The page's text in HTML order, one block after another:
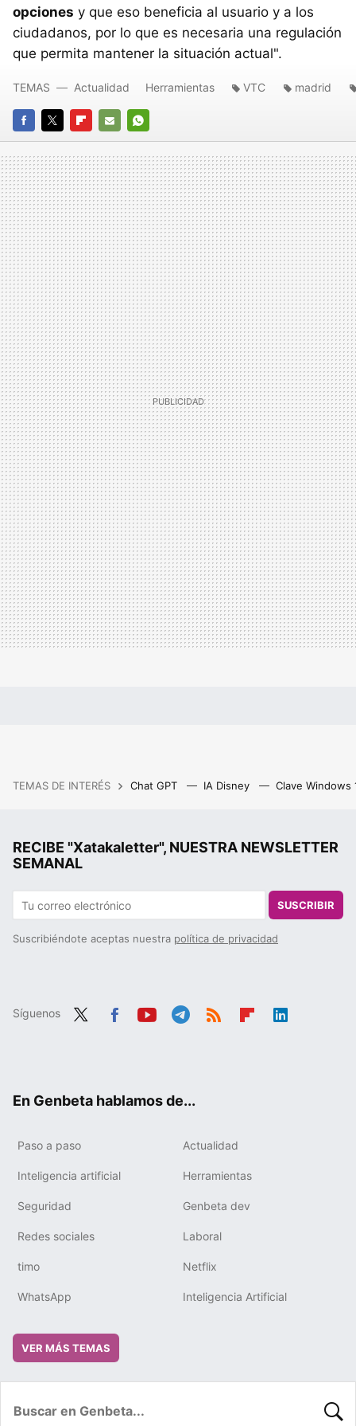
opciones y que eso beneficia al usuario y a los
ciudadanos, por lo que es necesaria una regulación
que permita mantener la situación actual".
FACEBOOK
TWITTERFLIPBOARD
E-
MAIL
WHATSAPP
TEMAS Actualidad Herramientas VTC madrid
TEMAS DE INTERÉS Chat GPT IA Disney Clave Windows
RECIBE "Xatakaletter", NUESTRA NEWSLETTER
SEMANAL
SUSCRIBIR
Suscribiéndote aceptas nuestra política de privacidad
Síguenos
En Genbeta hablamos de...
Paso a paso Actualidad
Inteligencia artificial Herramientas
Seguridad Genbeta dev
Redes sociales Laboral
timo Netflix
WhatsApp Inteligencia Artificial
VER MÁS TEMAS